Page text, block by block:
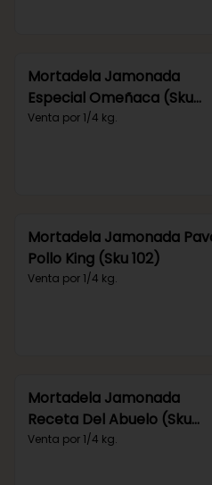
Mortadela Jamonada
Especial Omeñaca (Sku
160)
Venta por 1/4 kg.
Mortadela Jamonada
Pollo King (Sku 102)
Venta por 1/4 kg.
Mortadela Jamonada
Receta Del Abuelo (Sku
177)
Venta por 1/4 kg.